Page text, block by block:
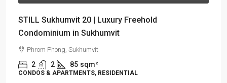
STILL Sukhumvit 20 | Luxury Freehold
Condominium in Sukhumvit
Phrom Phong, Sukhumvit
2 2 85 sqm²
CONDOS & APARTMENTS, RESIDENTIAL